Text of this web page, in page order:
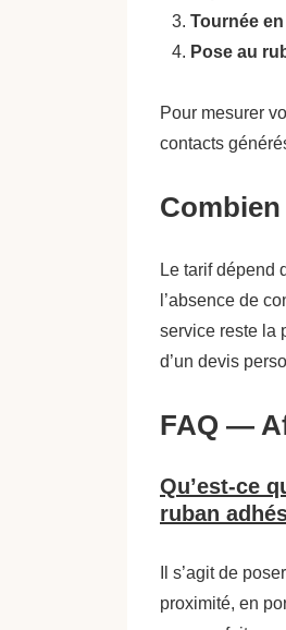
Tournée
Pose au
Pour mesurer
contacts
Le tarif dépend
l’absence de
service reste la
d’un devis
FAQ —
Qu’est-ce
ruban
Il s’agit de
proximité, en